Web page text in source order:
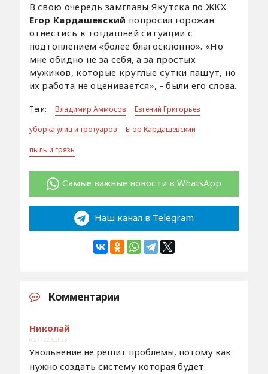
В свою очередь замглавы Якутска по ЖКХ
Егор Кардашевский попросил горожан
отнестись к тогдашней ситуации с
подтоплением «более благосклонно». «Но
мне обидно не за себя, а за простых
мужиков, которые круглые сутки пашут, но
их работа не оценивается», - были его слова.
Теги: Владимир Аммосов
Евгений Григорьев
уборка улиц и тротуаров
Егор Кардашевский
пыль и грязь
Самые важные новости в WhatsApp
Наш канал в Telegram
Комментарии
Николай
6:27 / 22.5.2023
Увольнение не решит проблемы, потому как
нужно создать систему которая будет